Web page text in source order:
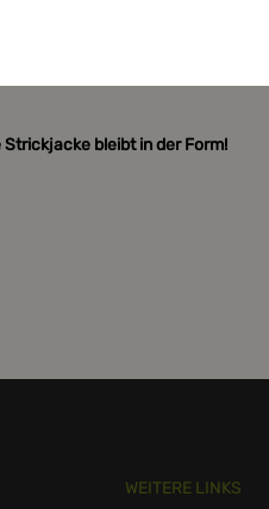
Strickjacke bleibt in der Form!
WEITERE LINKS